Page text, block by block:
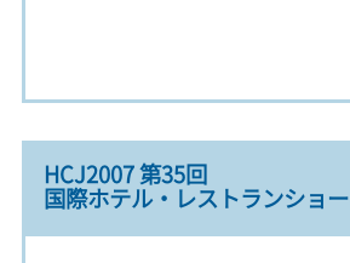
HCJ2007 第35回
国際ホテル・レストランショー